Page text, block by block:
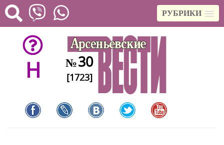
РУБРИКИ
H №30
[1723]